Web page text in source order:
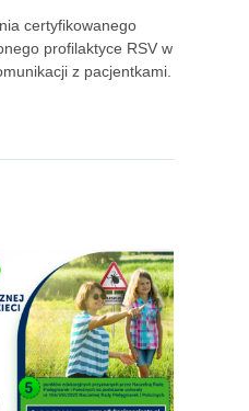
certyfikowanego
profilaktyce RSV w
z pacjentkami.